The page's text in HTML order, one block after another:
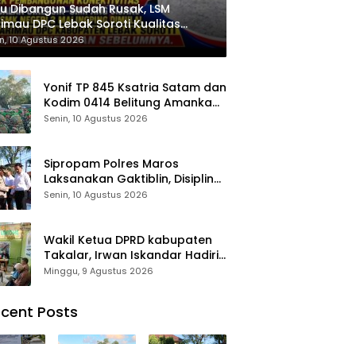
Dibangun Sudah Rusak, LSM
DPC Lebak Soroti Kualitas
Ruas Jalan Cikeusik-Simpang
10 Agustus 2026
Yonif TP 845 Ksatria Satam dan
Kodim 0414 Belitung Amankan
Objek Vital PT Timah Saat Aksi
Senin, 10 Agustus 2026
Sipropam Polres Maros
Laksanakan Gaktiblin, Disiplin
Personel Jadi Perhatian
Senin, 10 Agustus 2026
Wakil Ketua DPRD kabupaten
Takalar, Irwan Iskandar Hadiri
Grand Opening Rumah sehat
Dhuafa dan umum.
Minggu, 9 Agustus 2026
Posts